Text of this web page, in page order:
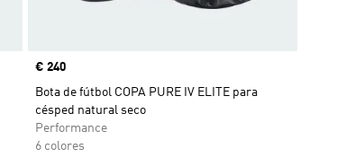
Precio
€ 240
Bota de fútbol COPA PURE IV ELITE para
césped natural seco
Performance
6 colores